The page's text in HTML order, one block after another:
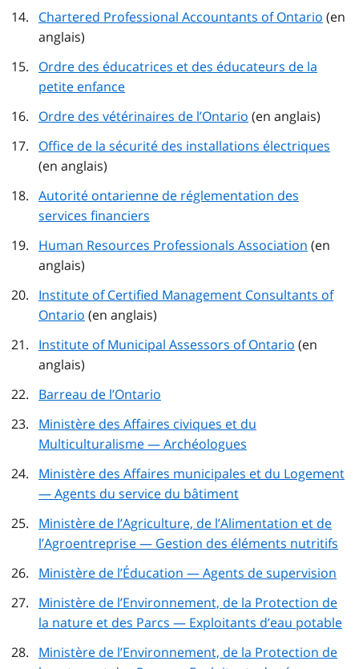
Chartered Professional Accountants of Ontario (en
anglais)
Ordre des éducatrices et des éducateurs de la
petite enfance
Ordre des vétérinaires de l’Ontario (en anglais)
Office de la sécurité des installations électriques
(en anglais)
Autorité ontarienne de réglementation des
services financiers
Human Resources Professionals Association (en
anglais)
Institute of Certified Management Consultants of
Ontario (en anglais)
Institute of Municipal Assessors of Ontario (en
anglais)
Barreau de l’Ontario
Ministère des Affaires civiques et du
Multiculturalisme — Archéologues
Ministère des Affaires municipales et du Logement
— Agents du service du bâtiment
Ministère de l’Agriculture, de l’Alimentation et de
l’Agroentreprise — Gestion des éléments nutritifs
Ministère de l’Éducation — Agents de supervision
Ministère de l’Environnement, de la Protection de
la nature et des Parcs — Exploitants d’eau potable
Ministère de l’Environnement, de la Protection de